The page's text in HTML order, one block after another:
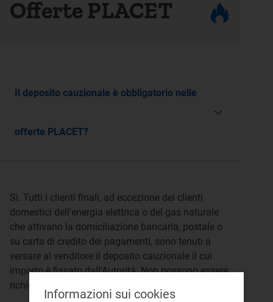
Offerte PLACET
Il deposito cauzionale è obbligatorio nelle
offerte PLACET?
Sì. Tutti i clienti finali, ad eccezione dei clienti
domestici dell'energia elettrica o del gas naturale
che attivano la domiciliazione bancaria, postale o
su carta di credito dei pagamenti, sono tenuti a
versare al venditore il deposito cauzionale il cui
importo è fissato dall'Autorità. Non possono essere
richieste forme di garanzia addizionali.
Informazioni sui cookies